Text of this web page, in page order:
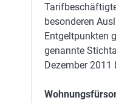
besonderen
Entgeltpunkten
genannte
Dezember 2011